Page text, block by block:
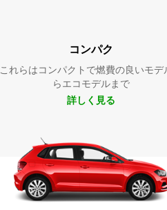
コンパク
これらはコンパクトで燃費の良いモデ
らエコモデルまで
詳しく見る